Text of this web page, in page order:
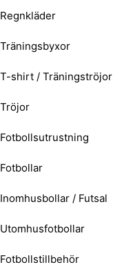
Regnkläder
Träningsbyxor
T-shirt / Träningströjor
Tröjor
Fotbollsutrustning
Fotbollar
Inomhusbollar / Futsal
Utomhusfotbollar
Fotbollstillbehör